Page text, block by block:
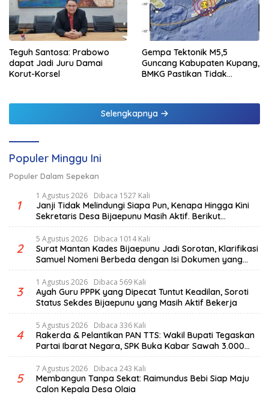
Teguh Santosa: Prabowo
dapat Jadi Juru Damai
Korut-Korsel
Gempa Tektonik M5,5
Guncang Kabupaten Kupang,
BMKG Pastikan Tidak
Selengkapnya
Populer Minggu Ini
Populer Dalam Sepekan
1
1 Agustus 2026 Dibaca 1527 Kali
Janji Tidak Melindungi Siapa Pun, Kenapa Hingga Kini
Sekretaris Desa Bijaepunu Masih Aktif. Berikut
penjelasan Ketua Komisi I DPRD TTS.
2
5 Agustus 2026 Dibaca 1014 Kali
Surat Mantan Kades Bijaepunu Jadi Sorotan, Klarifikasi
Samuel Nomeni Berbeda dengan Isi Dokumen yang
Beredar
3
1 Agustus 2026 Dibaca 569 Kali
Ayah Guru PPPK yang Dipecat Tuntut Keadilan, Soroti
Status Sekdes Bijaepunu yang Masih Aktif Bekerja
4
5 Agustus 2026 Dibaca 336 Kali
Rakerda & Pelantikan PAN TTS: Wakil Bupati Tegaskan
Partai Ibarat Negara, SPK Buka Kabar Sawah 3.000
Hektar & Larangan Politik Uang
5
7 Agustus 2026 Dibaca 243 Kali
Membangun Tanpa Sekat: Raimundus Bebi Siap Maju
Calon Kepala Desa Olaia